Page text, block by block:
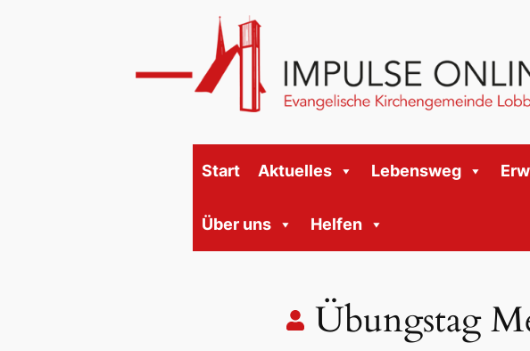
Start Aktuelles Lebensweg
Über uns Helfen
Übungstag